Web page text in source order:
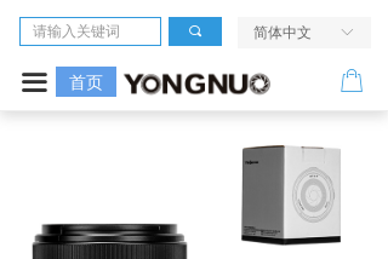
끀
首页
相机
闪光灯
ꂆ
首页
끠 ꀅ
简体中文